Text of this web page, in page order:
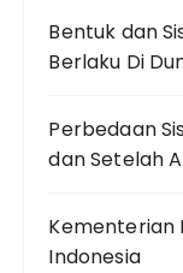
Bentuk dan
Berlaku Di
Perbedaan
dan Setelah
Kementerian
Indonesia